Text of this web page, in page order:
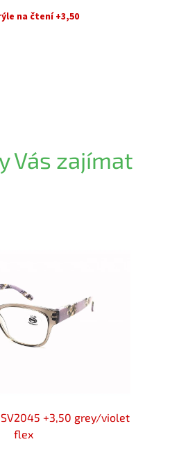
na čtení +3,50
Vás zajímat
+3,50 grey/violet
flex